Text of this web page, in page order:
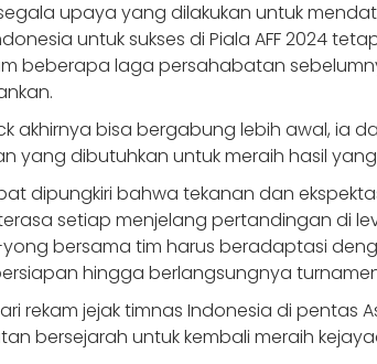
upaya yang dilakukan untuk
untuk sukses di Piala AFF 2024
beberapa laga persahabatan
akhirnya bisa bergabung lebih awal, ia
yang dibutuhkan untuk meraih hasil
dipungkiri bahwa tekanan dan
setiap menjelang pertandingan di
yong bersama tim harus beradaptasi
hingga berlangsungnya
rekam jejak timnas Indonesia di pentas
bersejarah untuk kembali meraih